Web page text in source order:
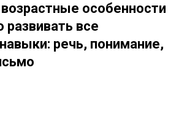
особенности
развивать все
речь, понимание,